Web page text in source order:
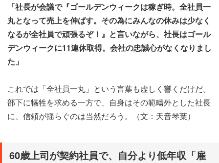
「社長が会議で『ゴールデンウィークは稼ぎ時。全社員一
丸となって売上を伸ばす。その為にみんなの休みは少なく
なるが全社員で頑張るぞ！』と言いながら、社長はゴール
デンウィークに11連休取得。会社の忠誠心がなくなりまし
た」
これでは「全社員一丸」という言葉も虚しく響くだけだ。
部下に犠牲を求める一方で、自身はその範疇外とした社長
に、信頼が揺らぐのは当然だろう。（文：天音琴葉）
60歳上司が契約社員で、自分より低年収「雇